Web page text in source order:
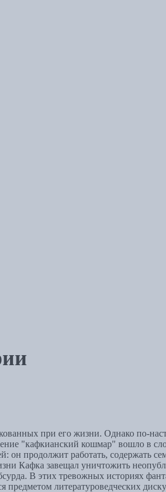
при его жизни. Однако по-
"кафкианский кошмар" вошло в
он продолжит работать, содержать
Кафка завещал уничтожить
В этих тревожных историях
литературоведческих